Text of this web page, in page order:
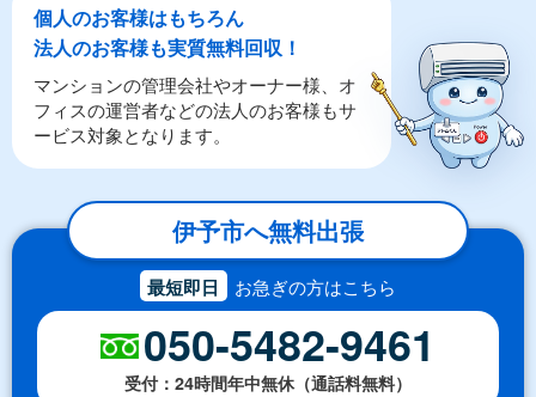
個人のお客様はもちろん
法人のお客様も実質無料回収！
マンションの管理会社やオーナー様、オ
フィスの運営者などの法人のお客様もサ
ービス対象となります。
伊予市へ無料出張
最短即日 お急ぎの方はこちら
050-5482-9461
受付：24時間年中無休（通話料無料）